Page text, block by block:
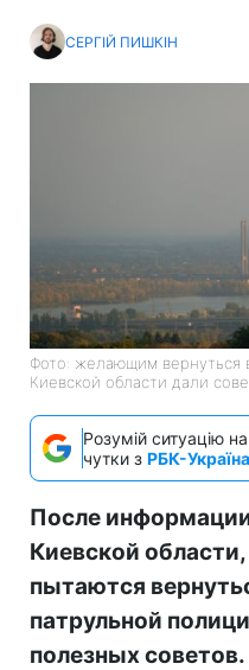
СЕРГІЙ ПИШКІН
Фото: желающим вернуться
Киевской области дали
Розумій ситуацію
чутки з РБК-
После
Киевской
пытаются
патрульной
полезных советов.